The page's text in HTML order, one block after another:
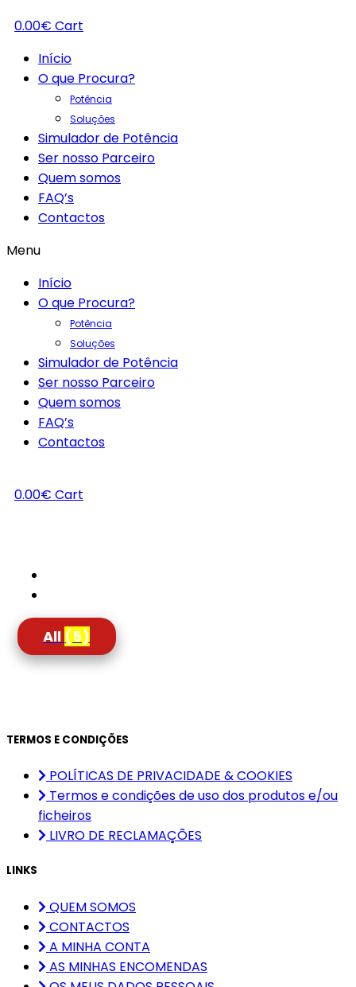
0.00€ Cart
Início
O que Procura?
Potência
Soluções
Simulador de Potência
Ser nosso Parceiro
Quem somos
FAQ’s
Contactos
Menu
Início
O que Procura?
Potência
Soluções
Simulador de Potência
Ser nosso Parceiro
Quem somos
FAQ’s
Contactos
0.00€ Cart
All (5)
TERMOS E CONDIÇÕES
POLÍTICAS DE PRIVACIDADE & COOKIES
Termos e condições de uso dos produtos e/ou
ficheiros
LIVRO DE RECLAMAÇÕES
LINKS
QUEM SOMOS
CONTACTOS
A MINHA CONTA
AS MINHAS ENCOMENDAS